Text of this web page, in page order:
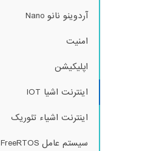
آردوینو نانو Nano
امنیت
اپلیکیشن
اینترنت اشیا IOT
اینترنت اشیاء تئوریک
سیستم عامل FreeRTOS